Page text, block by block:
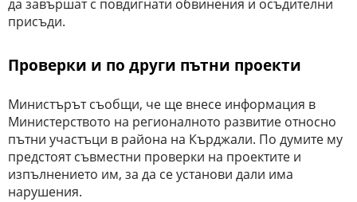
да завършат с повдигнати обвинения и осъдителни
присъди.
Проверки и по други пътни проекти
Министърът съобщи, че ще внесе информация в
Министерството на регионалното развитие относно
пътни участъци в района на Кърджали. По думите му
предстоят съвместни проверки на проектите и
изпълнението им, за да се установи дали има
нарушения.